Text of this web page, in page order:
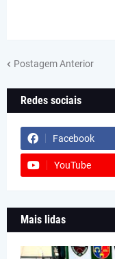
Postagem Anterior
Redes sociais
Facebook
YouTube
Mais lidas